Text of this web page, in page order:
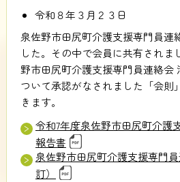
令和８年３月２３日
泉佐野市田尻町介護支援専門員連
した。その中で会員に共有されま
野市田尻町介護支援専門員連絡会
ついて承認がなされました「会則
きます。
令和7年度泉佐野市田尻町介護
報告書
泉佐野市田尻町介護支援専門
訂）